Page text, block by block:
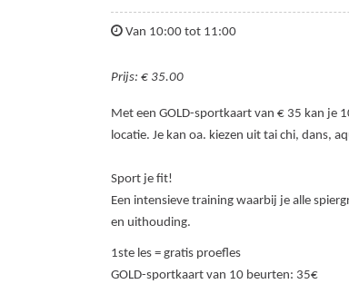
Van 10:00 tot 11:00
Prijs: € 35.00
Met een GOLD-sportkaart van € 35 kan je
locatie. Je kan oa. kiezen uit tai chi, dans,
Sport je fit!
Een intensieve training waarbij je alle
en uithouding.
1ste les = gratis proefles
GOLD-sportkaart van 10 beurten: 35€